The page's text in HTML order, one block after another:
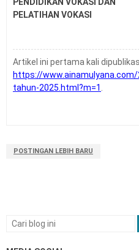
PENDIDIKAN VOKASI DAN
PELATIHAN VOKASI
Artikel ini pertama kali
https://
tahun-2025.html?m=1 .
POSTINGAN LEBIH BARU